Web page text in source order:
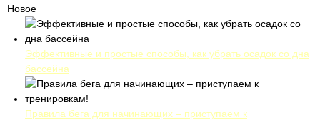
Новое
Эффективные и простые способы, как убрать осадок со дна
бассейна
Правила бега для начинающих – приступаем к